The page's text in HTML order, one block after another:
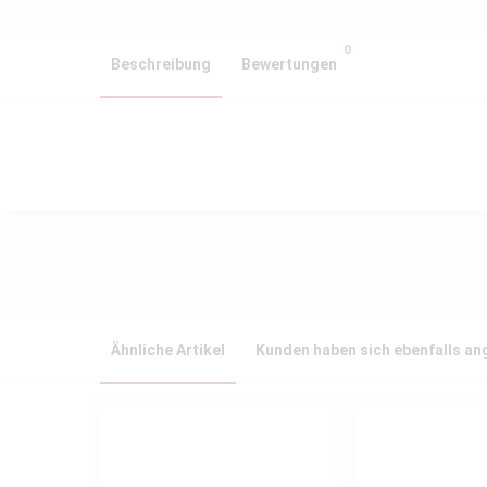
Beschreibung Bewertungen
0
Ähnliche Artikel Kunden haben sich ebenfalls